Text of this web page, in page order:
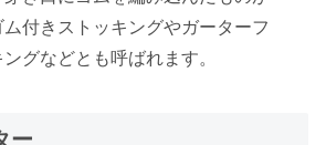
付きストッキングやガーターフ
グなどとも呼ばれます。
ー